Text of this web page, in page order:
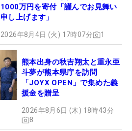
1000万円を寄付「謹んでお見舞い
申し上げます」
2026年8月4日 (火) 17時07分 1
熊本出身の秋吉翔太と重永亜
斗夢が熊本県庁を訪問
「JOYX OPEN」で集めた義
援金を贈呈
2026年8月6日 (木) 18時43分
8